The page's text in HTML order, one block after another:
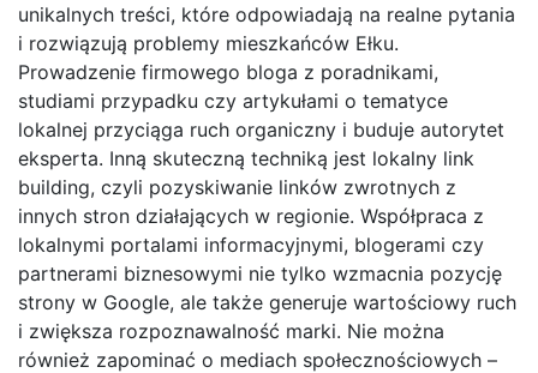
unikalnych treści, które odpowiadają na realne pytania
i rozwiązują problemy mieszkańców Ełku.
Prowadzenie firmowego bloga z poradnikami,
studiami przypadku czy artykułami o tematyce
lokalnej przyciąga ruch organiczny i buduje autorytet
eksperta. Inną skuteczną techniką jest lokalny link
building, czyli pozyskiwanie linków zwrotnych z
innych stron działających w regionie. Współpraca z
lokalnymi portalami informacyjnymi, blogerami czy
partnerami biznesowymi nie tylko wzmacnia pozycję
strony w Google, ale także generuje wartościowy ruch
i zwiększa rozpoznawalność marki. Nie można
również zapominać o mediach społecznościowych –